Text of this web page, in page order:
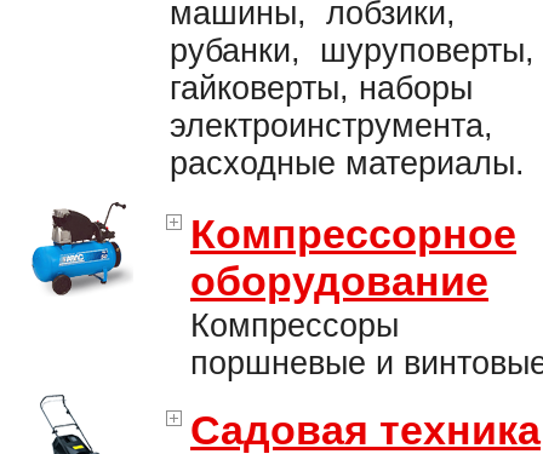
машины, лобзики,
рубанки, шуруповерты,
гайковерты, наборы
электроинструмента,
расходные материалы.
Компрессорное
оборудование
Компрессоры
поршневые и
Садовая техника